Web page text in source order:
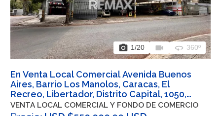
photo_camera 1/20 videocam 360 360º
En Venta Local Comercial Avenida Buenos
Aires, Barrio Los Manolos, Caracas, El
Recreo, Libertador, Distrito Capital, 1050,
VEN
VENTA LOCAL COMERCIAL Y FONDO DE COMERCIO